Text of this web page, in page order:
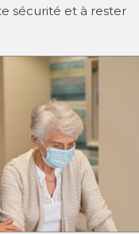
sécurité et à rester